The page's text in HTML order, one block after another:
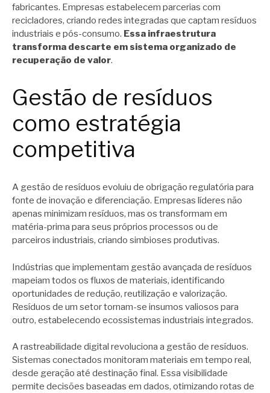
fabricantes. Empresas estabelecem parcerias com
recicladores, criando redes integradas que captam resíduos
industriais e pós-consumo. Essa infraestrutura
transforma descarte em sistema organizado de
recuperação de valor.
Gestão de resíduos
como estratégia
competitiva
A gestão de resíduos evoluiu de obrigação regulatória para
fonte de inovação e diferenciação. Empresas líderes não
apenas minimizam resíduos, mas os transformam em
matéria-prima para seus próprios processos ou de
parceiros industriais, criando simbioses produtivas.
Indústrias que implementam gestão avançada de resíduos
mapeiam todos os fluxos de materiais, identificando
oportunidades de redução, reutilização e valorização.
Resíduos de um setor tornam-se insumos valiosos para
outro, estabelecendo ecossistemas industriais integrados.
A rastreabilidade digital revoluciona a gestão de resíduos.
Sistemas conectados monitoram materiais em tempo real,
desde geração até destinação final. Essa visibilidade
permite decisões baseadas em dados, otimizando rotas de